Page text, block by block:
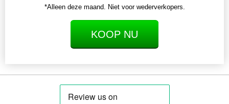
*Alleen deze maand. Niet voor wederverkopers.
KOOP NU